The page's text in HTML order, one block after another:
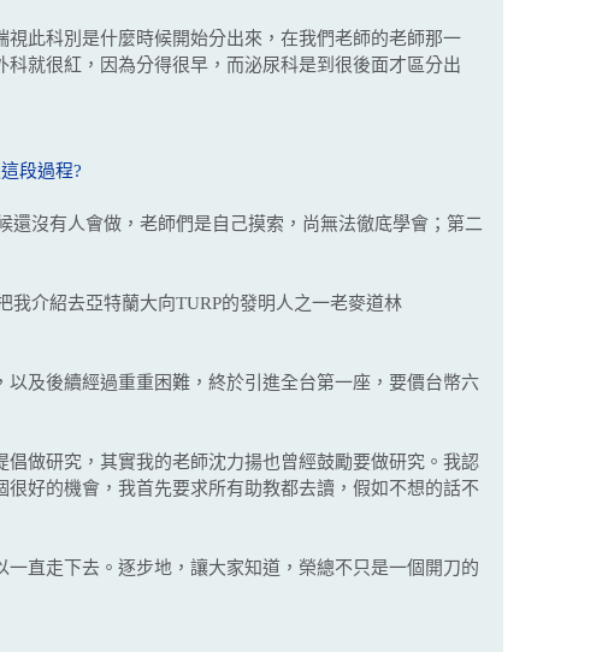
此科別是什麼時候開始分出來，在我們老師的老師那一
就很紅，因為分得很早，而泌尿科是到很後面才區分出
段過程?
沒有人會做，老師們是自己摸索，尚無法徹底學會；第二
介紹去亞特蘭大向TURP的發明人之一老麥道林
及後續經過重重困難，終於引進全台第一座，要價台幣六
做研究，其實我的老師沈力揚也曾經鼓勵要做研究。我認
好的機會，我首先要求所有助教都去讀，假如不想的話不
直走下去。逐步地，讓大家知道，榮總不只是一個開刀的